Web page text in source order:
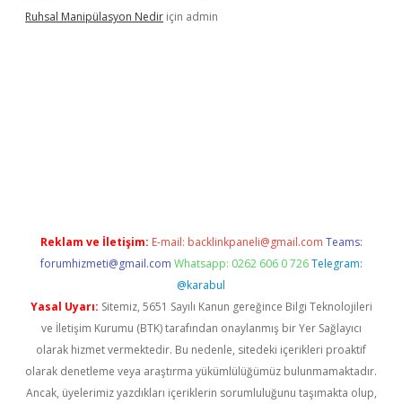
Ruhsal Manipülasyon Nedir için admin
Reklam ve İletişim: E-mail: backlinkpaneli@gmail.com Teams:
forumhizmeti@gmail.com Whatsapp: 0262 606 0 726 Telegram:
@karabul
Yasal Uyarı: Sitemiz, 5651 Sayılı Kanun gereğince Bilgi Teknolojileri
ve İletişim Kurumu (BTK) tarafından onaylanmış bir Yer Sağlayıcı
olarak hizmet vermektedir. Bu nedenle, sitedeki içerikleri proaktif
olarak denetleme veya araştırma yükümlülüğümüz bulunmamaktadır.
Ancak, üyelerimiz yazdıkları içeriklerin sorumluluğunu taşımakta olup,